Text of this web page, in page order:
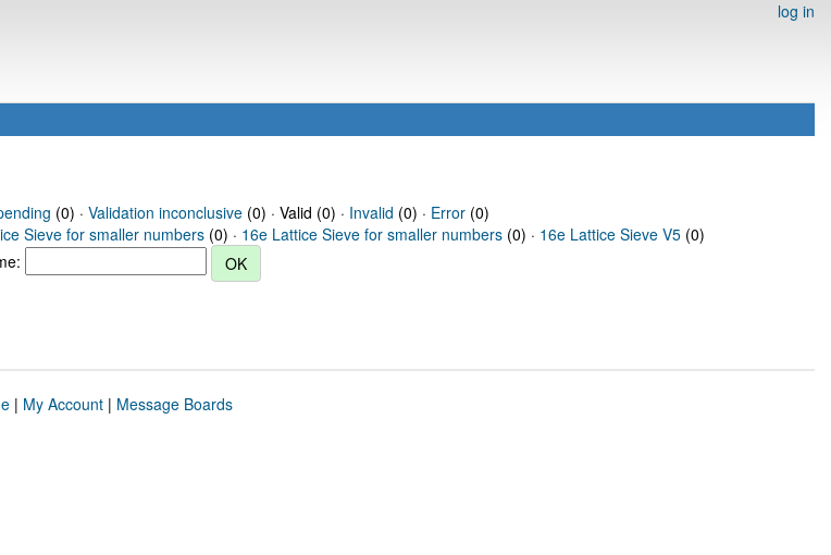
log in
(0) · Validation inconclusive(0) · Valid (0) · Invalid (0) · Error(0)
Sieve for smaller numbers (0) · 16e Lattice Sieve for smaller numbers (0) · 16e Lattice Sieve V5 (0)
| My Account| Message Boards